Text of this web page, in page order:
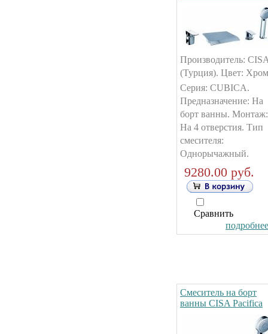
Производитель:
(Турция). Цвет:
Серия: CUBICA.
Предназначение: На
борт ванны. Монтаж:
На 4 отверстия. Тип
смесителя:
Однорычажный.
9280.00 руб.
Сравнить
Смеситель на борт
ванны CISA Pacifica